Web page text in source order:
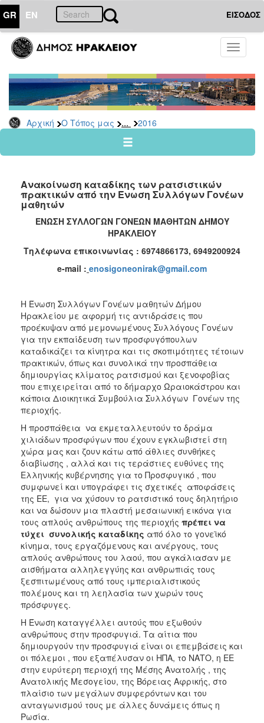
GR EN ΕΙΣΟΔΟΣ
Toggle
Αρχική Ο Τόπος μας ... 2016
ΤΟΠΟΣ
ΜΑΣ
Ανακοινώσεις
Αρχείο
2026
2024
2022
2021
2020
2015
2012
2011
ΔΗΜΟΣ
ΠΟΛΙΤΙΣΜΟΣ
ΑΝΘΕΚΤΙΚΗ
ΠΟΛΗ
Ανακοίνωση καταδίκης των ρατσιστικών
πρακτικών από την Ένωση Συλλόγων Γονέων
μαθητών
ΕΝΩΣΗ ΣΥΛΛΟΓΩΝ ΓΟΝΕΩΝ ΜΑΘΗΤΩΝ ΔΗΜΟΥ
ΗΡΑΚΛΕΙΟΥ
Τηλέφωνα επικοινωνίας : 6974866173, 6949200924
e-mail : enosigoneonirak@gmail.com
Η Ένωση Συλλόγων Γονέων μαθητών Δήμου
Ηρακλείου με αφορμή τις αντιδράσεις που
προέκυψαν από μεμονωμένους Συλλόγους Γονέων
για την εκπαίδευση των προσφυγόπουλων
καταδικάζει τα κίνητρα και τις σκοπιμότητες τέτοιων
πρακτικών, όπως και συνολικά την προσπάθεια
δημιουργίας κλίματος ρατσισμού και ξενοφοβίας
που επιχειρείται από το δήμαρχο Ωραιοκάστρου και
κάποια Διοικητικά Συμβούλια Συλλόγων Γονέων της
περιοχής.
Η προσπάθεια να εκμεταλλευτούν το δράμα
χιλιάδων προσφύγων που έχουν εγκλωβιστεί στη
χώρα μας και ζουν κάτω από άθλιες συνθήκες
διαβίωσης , αλλά και τις τεράστιες ευθύνες της
Ελληνικής κυβέρνησης για το Προσφυγικό , που
συμφωνεί και υπογράφει τις σχετικές αποφάσεις
της ΕΕ, για να χύσουν το ρατσιστικό τους δηλητήριο
και να δώσουν μια πλαστή μεσαιωνική εικόνα για
τους απλούς ανθρώπους της περιοχής πρέπει να
τύχει συνολικής καταδίκης από όλο το γονεϊκό
κίνημα, τους εργαζόμενους και ανέργους, τους
απλούς ανθρώπους του λαού, που αγκάλιασαν με
αισθήματα αλληλεγγύης και ανθρωπιάς τους
ξεσπιτωμένους από τους ιμπεριαλιστικούς
πολέμους και τη λεηλασία των χωρών τους
πρόσφυγες.
Η Ένωση καταγγέλλει αυτούς που εξωθούν
ανθρώπους στην προσφυγιά. Τα αίτια που
δημιουργούν την προσφυγιά είναι οι επεμβάσεις και
οι πόλεμοι , που εξαπέλυσαν οι ΗΠΑ, το ΝΑΤΟ, η ΕΕ
στην ευρύτερη περιοχή της Μέσης Ανατολής , της
Ανατολικής Μεσογείου, της Βόρειας Αφρικής, στο
πλαίσιο των μεγάλων συμφερόντων και του
ανταγωνισμού τους με άλλες δυνάμεις όπως η
Ρωσία.